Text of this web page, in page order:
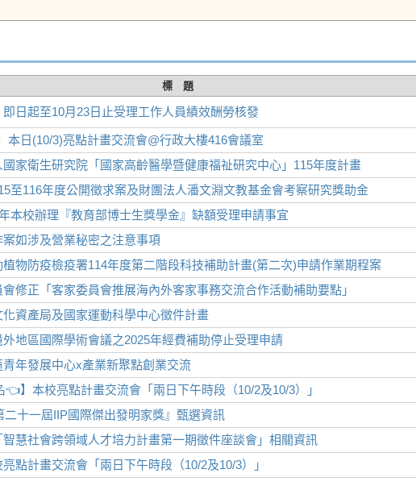
標 題
即日起至10月23日止受理工作人員績效酬勞核發
本日(10/3)亮點計畫交流會@行政大樓416會議室
國家衛生研究院「國家高齡醫學暨健康福祉研究中心」115年度計畫
至116年度公開徵求案及財團法人潘文淵文教基金會考察研究獎助金
本校辦理『教育部博士生獎學金』缺額受理申請事宜
如涉及營業秘密之注意事項
植物防疫檢疫署114年度第二階段科技補助計畫(第二次)申請作業期程案
會修正「客家委員會推展海內外客家事務交流合作活動補助要點」
化資產局及國家運動科學中心徵件計畫
地區國際學術會議之2025年經費補助停止受理申請
青年發展中心x產業新聚點創業交流
👈】本校亮點計畫交流會「兩日下午時段（10/2及10/3）」
二十一屆IIP國際傑出發明家獎』甄選資訊
智慧社會跨領域人才培力計畫第一期徵件座談會」相關資訊
亮點計畫交流會「兩日下午時段（10/2及10/3）」